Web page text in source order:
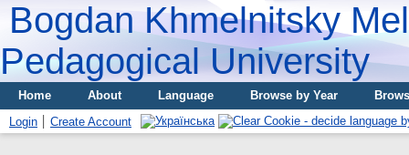
Bogdan Khmelnitsky
Pedagogical University
Home About Language Browse by Year
Login
Create Account